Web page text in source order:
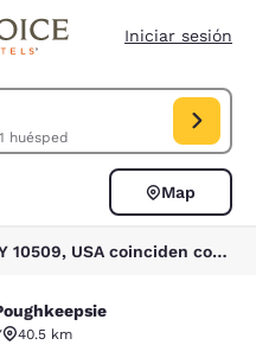
Iniciar sesión
1 habitación, 1 huésped
10509, USA. Fecha de entrada
Map
1 hoteles cerca de Brewster, NY 10509, USA coinciden con tus filtros
40.5 km